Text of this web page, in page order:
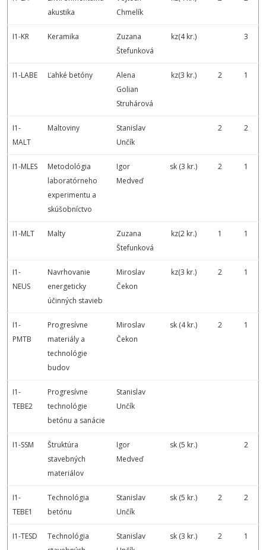
akustika
Chmelík
I1-KR Keramika
Zuzana
Štefunková
kz(4 kr.) 3
I1-LABE Ľahké betóny
Alena
Golian
Struhárová
kz(3 kr.) 2 1
I1-
MALT
Maltoviny
Stanislav
Unčík
2 2
I1-MLES
Metodológia
laboratórneho
experimentu a
skúšobníctvo
Igor
Medveď
sk (3 kr.) 2 1
I1-MLT Malty
Zuzana
Štefunková
kz(2 kr.) 1 1
I1-
NEUS
Navrhovanie
energeticky
účinných stavieb
Miroslav
Čekon
kz(3 kr.) 2 1
I1-
PMTB
Progresívne
materiály a
technológie
budov
Miroslav
Čekon
sk (4 kr.) 2 1
I1-
TEBE2
Progresívne
technológie
betónu a sanácie
Stanislav
Unčík
I1-SSM
Štruktúra
stavebných
materiálov
Igor
Medveď
sk (5 kr.) 2
I1-
TEBE1
Technológia
betónu
Stanislav
Unčík
sk (5 kr.) 2 2
I1-TESD
Technológia
Stanislav
sk (3 kr.) 2 1